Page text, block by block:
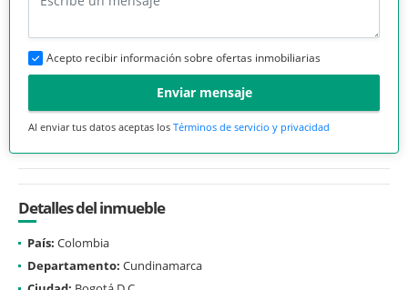
Acepto recibir información sobre ofertas inmobiliarias
Enviar mensaje
Al enviar tus datos aceptas los Términos de servicio y privacidad
Detalles del inmueble
País: Colombia
Departamento: Cundinamarca